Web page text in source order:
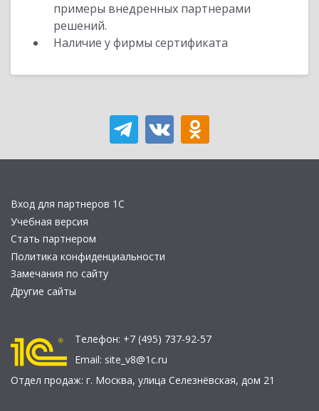
примеры внедренных партнерами
решений.
Наличие у фирмы сертификата
Вход для партнеров 1С
Учебная версия
Стать партнером
Политика конфиденциальности
Замечания по сайту
Другие сайты
Телефон: +7 (495) 737-92-57
Email: site_v8@1c.ru
Отдел продаж: г. Москва, улица Селезнёвская, дом 21